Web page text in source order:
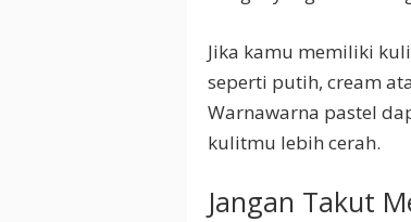
Jika kamu memiliki
seperti putih, cream
Warnawarna pastel
kulitmu lebih cerah.
Jangan Takut